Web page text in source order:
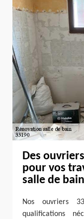
Des
pour vos
salle de bain
Nos ouvriers
qualifications